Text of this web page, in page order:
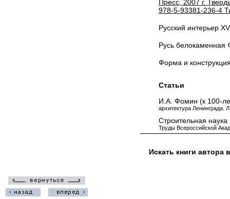
Пресс, 2007 г.
978-5-93381-236-4
Русский интерьер
Русь белокаменная
Форма и
Статьи
И.А. Фомин (к 100-
архитектура Ленинграда.
Строительная
Труды Всероссийской
Искать книги автора